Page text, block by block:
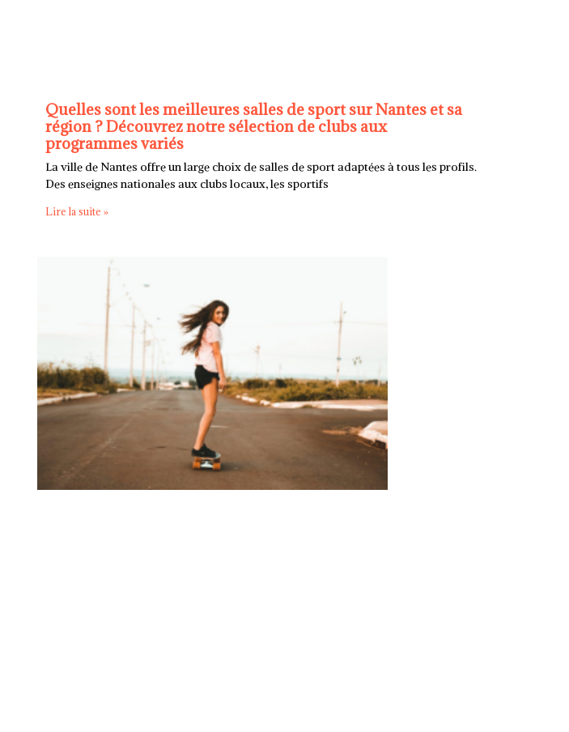
Quelles sont les meilleures salles de sport sur Nantes et sa
région ? Découvrez notre sélection de clubs aux
programmes variés
La ville de Nantes offre un large choix de salles de sport adaptées à tous les profils.
Des enseignes nationales aux clubs locaux, les sportifs
Lire la suite »